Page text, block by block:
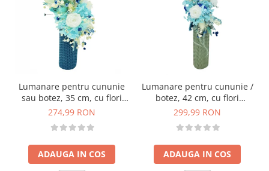
Lumanare pentru cununie
sau botez, 35 cm, cu flori
criogenate si plante
(personalizabila cromatic si
cu text)
274,99 RON
ADAUGA IN COS
Lumanare pentru cununie /
botez, 42 cm, cu flori
criogenate si plante uscate
cu text)
299,99 RON
ADAUGA IN COS